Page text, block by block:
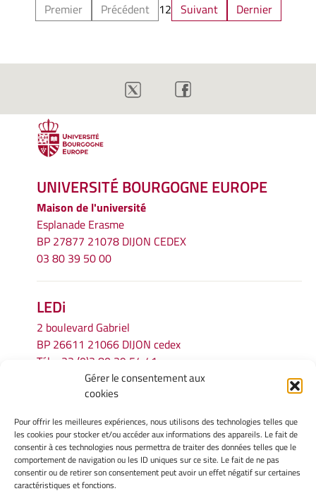
Gérer le consentement aux
cookies
Pour offrir les meilleures expériences, nous utilisons des technologies telles que
les cookies pour stocker et/ou accéder aux informations des appareils. Le fait de
consentir à ces technologies nous permettra de traiter des données telles que le
comportement de navigation ou les ID uniques sur ce site. Le fait de ne pas
consentir ou de retirer son consentement peut avoir un effet négatif sur certaines
caractéristiques et fonctions.
Premier Précédent 12 Suivant Dernier
UNIVERSITÉ BOURGOGNE EUROPE
Maison de l'université
Esplanade Erasme
BP 27877 21078 DIJON CEDEX
03 80 39 50 00
LEDi
2 boulevard Gabriel
BP 26611 21066 DIJON cedex
Tél.
+33 (0)3 80 39 54 41
secretariat.ledi@u-bourgogne.fr
INFORMATIONS LÉGALES
Mentions légales
Gérer mes cookies
Politique de cookies